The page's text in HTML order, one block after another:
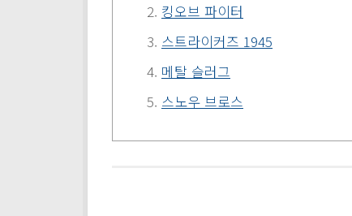
킹오브 파이터
스트라이커즈 1945
메탈 슬러그
스노우 브로스